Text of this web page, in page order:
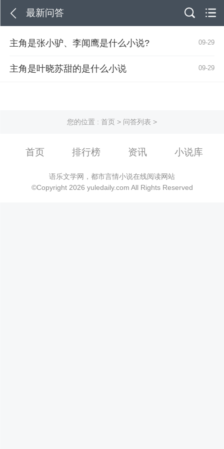
最新问答
主角是张小驴、李闻鹰是什么小说? 09-29
主角是叶晓苏甜的是什么小说 09-29
您的位置 : 首页 > 问答列表 >
首页 排行榜 资讯 小说库
语乐文学网，都市言情小说在线阅读网站
©Copyright 2026 yuledaily.com All Rights Reserved